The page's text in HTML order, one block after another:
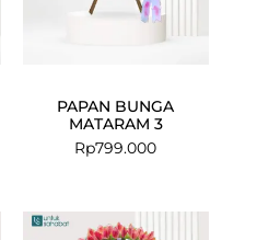
PAPAN BUNGA
MATARAM 3
Rp799.000